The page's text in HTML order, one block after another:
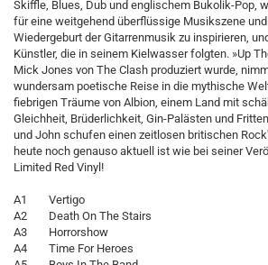
Skiffle, Blues, Dub und englischem Bukolik-Pop,
für eine weitgehend überflüssige Musikszene
Wiedergeburt der Gitarrenmusik zu inspirieren,
Künstler, die in seinem Kielwasser folgten. »Up
Mick Jones von The Clash produziert wurde,
wundersam poetische Reise in die mythische
fiebrigen Träume von Albion, einem Land mit
Gleichheit, Brüderlichkeit, Gin-Palästen und
und John schufen einen zeitlosen britischen
heute noch genauso aktuell ist wie bei seiner
Limited Red Vinyl!
A1 Vertigo
A2 Death On The Stairs
A3 Horrorshow
A4 Time For Heroes